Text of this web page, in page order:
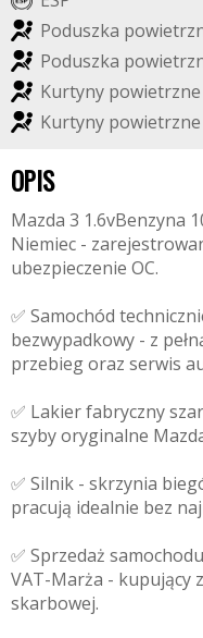
Poduszka powietrz
Poduszka powietrz
Kurtyny powietrzne
Kurtyny powietrzne
OPIS
Mazda 3 1.6vBenzyna
Niemiec -
ubezpieczenie OC.
✅ Samochód
bezwypadkowy - z
przebieg oraz serwis
✅ Lakier fabryczny
szyby oryginalne
✅ Silnik - skrzynia
pracują idealnie bez
✅ Sprzedaż
VAT-Marża - kupujący
skarbowej.